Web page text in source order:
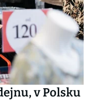
v Polsku